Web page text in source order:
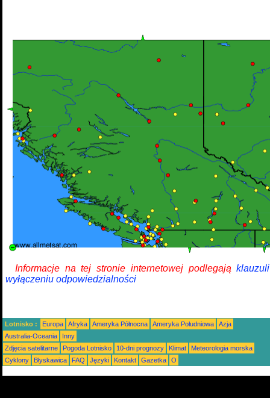
Informacje na tej stronie internetowej podlegają
wyłączeniu odpowiedzialności
Lotnisko : Europa Afryka Ameryka Północna Ameryka Południowa
Azja
Australia-Oceania
Inny
Zdjęcia satelitarne
Pogoda Lotnisko 10-dni prognozy Klimat
Meteorologia morska
Cyklony
Błyskawica FAQ Języki Kontakt Gazetka O